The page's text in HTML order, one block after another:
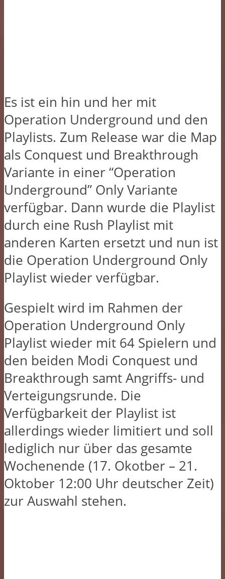
Es ist ein hin und her mit
Operation Underground und den
Playlists. Zum Release war die Map
als Conquest und Breakthrough
Variante in einer “Operation
Underground” Only Variante
verfügbar. Dann wurde die Playlist
durch eine Rush Playlist mit
anderen Karten ersetzt und nun ist
die Operation Underground Only
Playlist wieder verfügbar.
Gespielt wird im Rahmen der
Operation Underground Only
Playlist wieder mit 64 Spielern und
den beiden Modi Conquest und
Breakthrough samt Angriffs- und
Verteigungsrunde. Die
Verfügbarkeit der Playlist ist
allerdings wieder limitiert und soll
lediglich nur über das gesamte
Wochenende (17. Okotber – 21.
Oktober 12:00 Uhr deutscher Zeit)
zur Auswahl stehen.